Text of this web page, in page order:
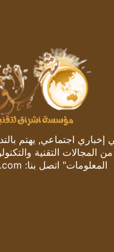
اجتماعي, يهتم
المجالات التقنية
المعلومات" اتصل بنا: